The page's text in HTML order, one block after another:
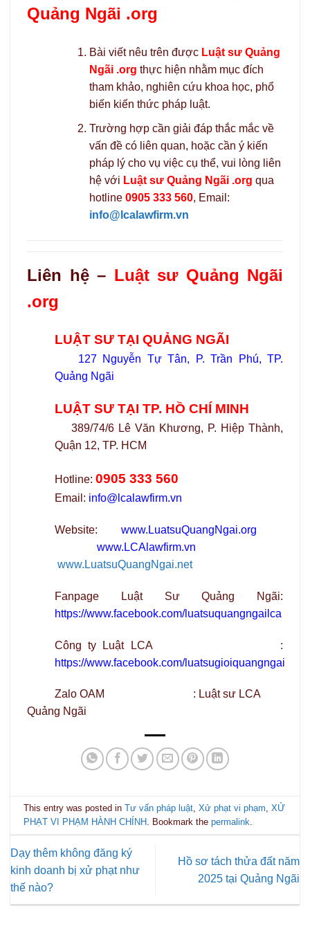
Quảng Ngãi .org
Bài viết nêu trên được Luật sư Quảng
Ngãi .org thực hiện nhằm mục đích
tham khảo, nghiên cứu khoa học, phổ
biến kiến thức pháp luật.
Trường hợp cần giải đáp thắc mắc về
vấn đề có liên quan, hoặc cần ý kiến
pháp lý cho vụ việc cụ thể, vui lòng liên
hệ với Luật sư Quảng Ngãi .org qua
hotline 0905 333 560, Email:
info@lcalawfirm.vn
Liên hệ – Luật sư Quảng Ngãi
.org
LUẬT SƯ TẠI QUẢNG NGÃI
127 Nguyễn Tự Tân, P. Trần Phú, TP.
Quảng Ngãi
LUẬT SƯ TẠI TP. HỒ CHÍ MINH
389/74/6 Lê Văn Khương, P. Hiệp Thành,
Quận 12, TP. HCM
Hotline: 0905 333 560
Email: info@lcalawfirm.vn
Website:
www.LuatsuQuangNgai.org
www.LCAlawfirm.vn
www.LuatsuQuangNgai.net
Fanpage Luật Sư Quảng Ngãi:
https://www.facebook.com/luatsuquangngailca
Công ty Luật LCA :
https://www.facebook.com/luatsugioiquangngai
Zalo OAM : Luật sư LCA
Quảng Ngãi
This entry was posted inTư vấn pháp luật ,Xử phạt vi phạm ,XỬ
PHẠT VI PHẠM HÀNH CHÍNH
. Bookmark thepermalink
Dạy thêm không đăng ký
kinh doanh bị xử phạt như
thế nào?
Hồ sơ tách thửa đất năm
2025 tại Quảng Ngãi